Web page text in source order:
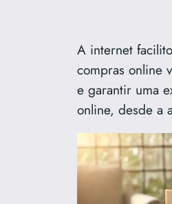
A internet
compras online
e garantir uma
online, desde a